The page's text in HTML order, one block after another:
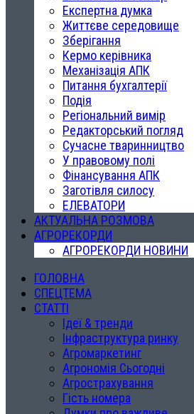
Експертна думка
Життєве середовище
Зберігання
Кермо керівника
Механізація АПК
Питання бухгалтерії
Подія
Регіональний вимір
Редакторський погляд
Сучасне тваринництво
У правовому полі
Фінансування АПК
Заготівля силосу
ЕЛЕВАТОРИ
АКТУАЛЬНА РОЗМОВА
АГРОРЕКОРДИ
АГРОРЕКОРДИ НОВИНИ
ГОЛОВНА
СПЕЦТЕМА
СТАТТІ
Ідеї & тренди
Інфраструктура ринку
Агромаркетинг
Агрономія Сьогодні
Агрострахування
Гість номера